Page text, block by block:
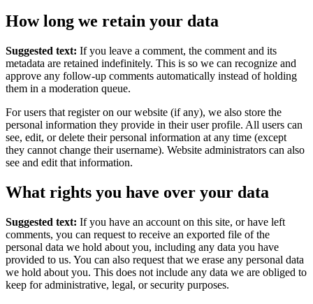
How long we retain your data
Suggested text: If you leave a comment, the comment and its
metadata are retained indefinitely. This is so we can recognize and
approve any follow-up comments automatically instead of holding
them in a moderation queue.
For users that register on our website (if any), we also store the
personal information they provide in their user profile. All users can
see, edit, or delete their personal information at any time (except
they cannot change their username). Website administrators can also
see and edit that information.
What rights you have over your data
Suggested text: If you have an account on this site, or have left
comments, you can request to receive an exported file of the
personal data we hold about you, including any data you have
provided to us. You can also request that we erase any personal data
we hold about you. This does not include any data we are obliged to
keep for administrative, legal, or security purposes.